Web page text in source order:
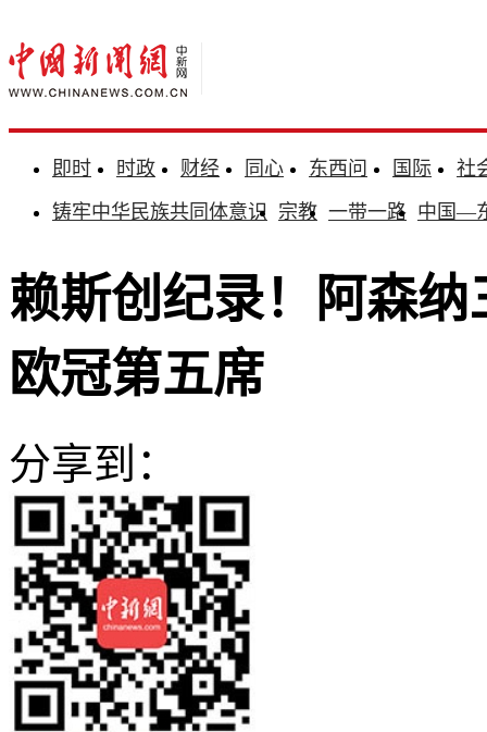
即时 时政 财经 同心 东西问 国际
社
铸牢中华民族共同体意识 宗教 一带一路 中国—
赖斯创纪录！阿森
欧冠第五席
分享到：